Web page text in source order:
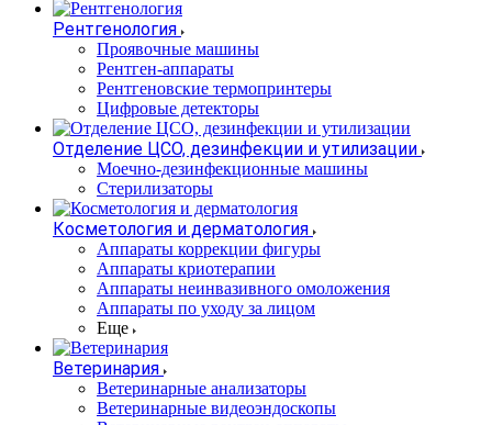
Рентгенология
Проявочные машины
Рентген-аппараты
Рентгеновские термопринтеры
Цифровые детекторы
Отделение ЦСО, дезинфекции и утилизации
Моечно-дезинфекционные машины
Стерилизаторы
Косметология и дерматология
Аппараты коррекции фигуры
Аппараты криотерапии
Аппараты неинвазивного омоложения
Аппараты по уходу за лицом
Еще
Ветеринария
Ветеринарные анализаторы
Ветеринарные видеоэндоскопы